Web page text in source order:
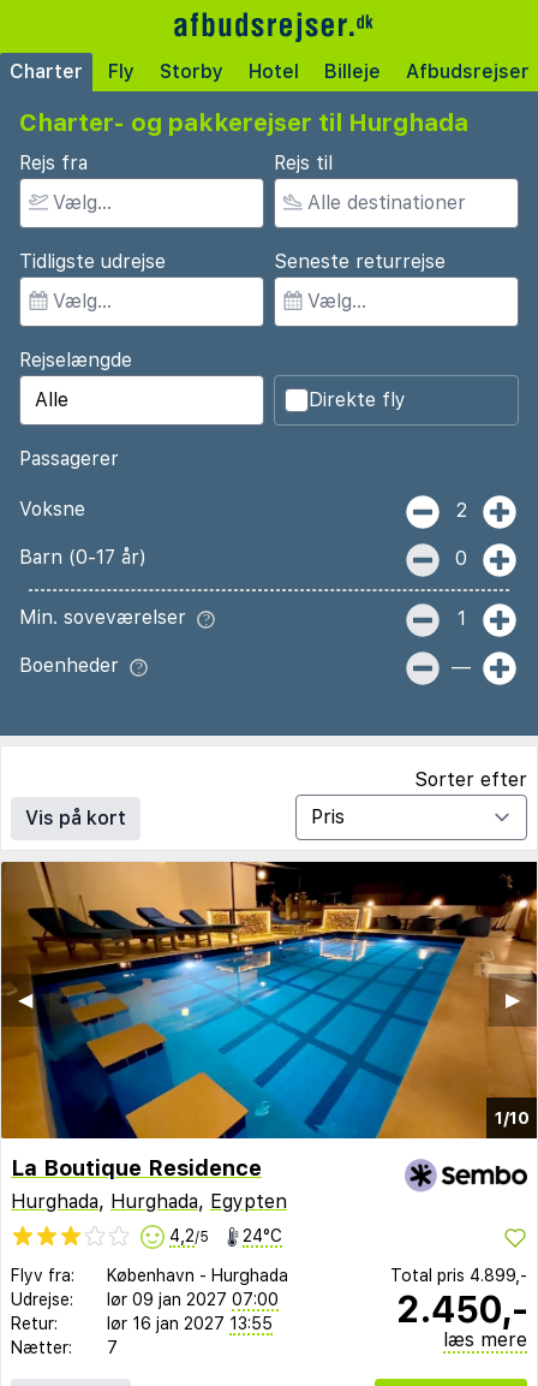
Charter Fly Storby Hotel Billeje Afbudsrejser
Charter- og pakkerejser til Hurghada
Rejs fra Rejs til
Tidligste udrejse Seneste returrejse
Rejselængde
Direkte fly
Passagerer
Voksne 2
Barn (0-17 år) 0
Min. soveværelser 1
Boenheder —
Vis på kort
Sorter efter
1/10
▶︎
◀︎
La Boutique Residence
Hurghada, Hurghada, Egypten
4,2/5 24°C
Flyv fra: København - Hurghada
Udrejse:
lør 09 jan 2027 07:00
Retur:
lør 16 jan 2027 13:55
Nætter:
7
Total pris 4.899,-
2.450,-
læs mere